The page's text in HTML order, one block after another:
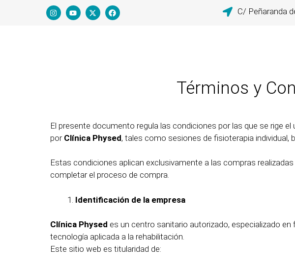
C/ Peñaranda
Términos y
El presente documento regula las condiciones por las que se rige el
por Clínica Physed, tales como sesiones de fisioterapia
Estas condiciones aplican exclusivamente a las compras
completar el proceso de compra.
Identificación de la empresa
Clínica Physed es un centro sanitario autorizado, especializado
tecnología aplicada a la rehabilitación.
Este sitio web es titularidad de: